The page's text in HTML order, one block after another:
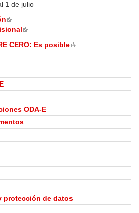
1 de julio
(link
is
(link
external)
CERO: Es posible(link
external)
ODA-E
protección de datos